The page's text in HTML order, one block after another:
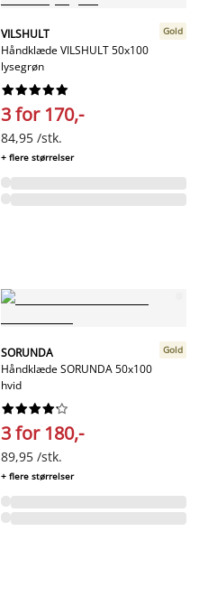
VILSHULT
Håndklæde VILSHULT 50x100
lysegrøn
Gold






3 for 170,-
84,95 /stk.
+ flere størrelser
SORUNDA
Håndklæde SORUNDA 50x100
hvid
Gold






3 for 180,-
89,95 /stk.
+ flere størrelser